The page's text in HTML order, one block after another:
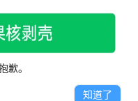
有留下～
歉。
知道了